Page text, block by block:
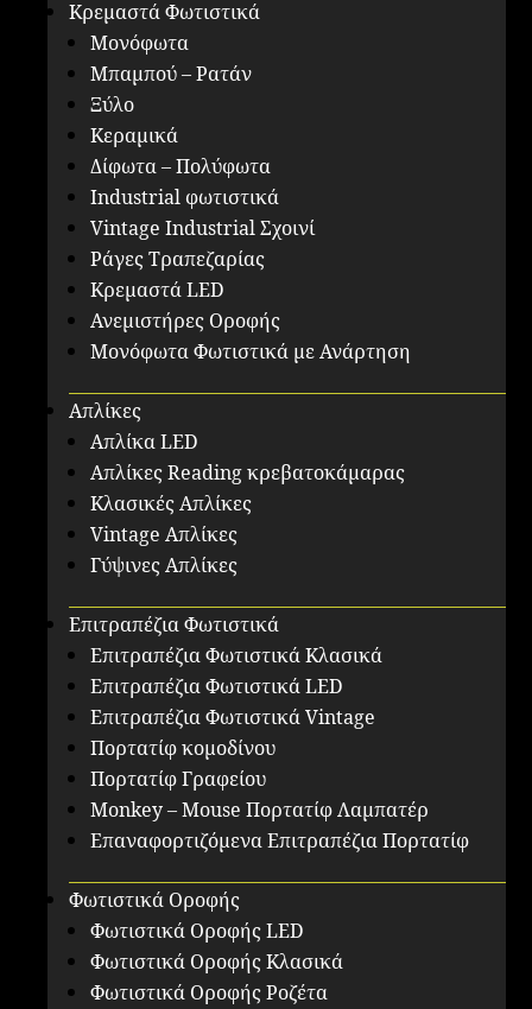
Κρεμαστά Φωτιστικά
Μονόφωτα
Μπαμπού – Ρατάν
Ξύλο
Κεραμικά
Δίφωτα – Πολύφωτα
Industrial φωτιστικά
Vintage Industrial Σχοινί
Ράγες Τραπεζαρίας
Κρεμαστά LED
Ανεμιστήρες Οροφής
Μονόφωτα Φωτιστικά με Ανάρτηση
Απλίκες
Απλίκα LED
Απλίκες Reading κρεβατοκάμαρας
Κλασικές Απλίκες
Vintage Απλίκες
Γύψινες Απλίκες
Επιτραπέζια Φωτιστικά
Επιτραπέζια Φωτιστικά Κλασικά
Επιτραπέζια Φωτιστικά LED
Επιτραπέζια Φωτιστικά Vintage
Πορτατίφ κομοδίνου
Πορτατίφ Γραφείου
Monkey – Mouse Πορτατίφ Λαμπατέρ
Επαναφορτιζόμενα Επιτραπέζια Πορτατίφ
Φωτιστικά Οροφής
Φωτιστικά Οροφής LED
Φωτιστικά Οροφής Κλασικά
Φωτιστικά Οροφής Ροζέτα